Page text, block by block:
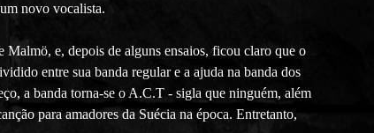
novo vocalista.
e, depois de alguns ensaios, ficou claro que o
entre sua banda regular e a ajuda na banda dos
a banda torna-se o A.C.T - sigla que ninguém, além
para amadores da Suécia na época. Entretanto,